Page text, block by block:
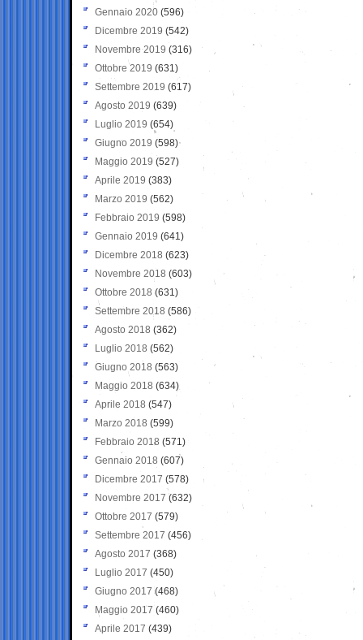
Gennaio 2020 (596)
Dicembre 2019 (542)
Novembre 2019 (316)
Ottobre 2019 (631)
Settembre 2019 (617)
Agosto 2019 (639)
Luglio 2019 (654)
Giugno 2019 (598)
Maggio 2019 (527)
Aprile 2019 (383)
Marzo 2019 (562)
Febbraio 2019 (598)
Gennaio 2019 (641)
Dicembre 2018 (623)
Novembre 2018 (603)
Ottobre 2018 (631)
Settembre 2018 (586)
Agosto 2018 (362)
Luglio 2018 (562)
Giugno 2018 (563)
Maggio 2018 (634)
Aprile 2018 (547)
Marzo 2018 (599)
Febbraio 2018 (571)
Gennaio 2018 (607)
Dicembre 2017 (578)
Novembre 2017 (632)
Ottobre 2017 (579)
Settembre 2017 (456)
Agosto 2017 (368)
Luglio 2017 (450)
Giugno 2017 (468)
Maggio 2017 (460)
Aprile 2017 (439)